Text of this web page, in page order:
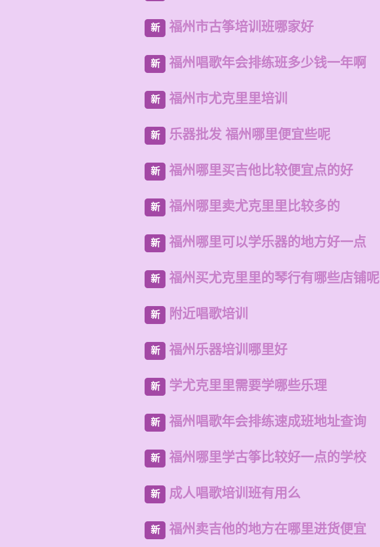
新 福州市古筝培训班哪家好
新 福州唱歌年会排练班多少钱一年啊
新 福州市尤克里里培训
新 乐器批发 福州哪里便宜些呢
新 福州哪里买吉他比较便宜点的好
新 福州哪里卖尤克里里比较多的
新 福州哪里可以学乐器的地方好一点
新 福州买尤克里里的琴行有哪些店铺呢
新 附近唱歌培训
新 福州乐器培训哪里好
新 学尤克里里需要学哪些乐理
新 福州唱歌年会排练速成班地址查询
新 福州哪里学古筝比较好一点的学校
新 成人唱歌培训班有用么
新 福州卖吉他的地方在哪里进货便宜